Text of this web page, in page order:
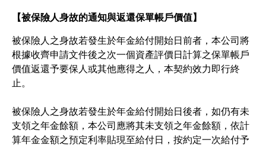
【被保險人身故的通知與返還保單帳戶價值】
被保險人之身故若發生於年金給付開始日前者，本公司將
根據收齊申請文件後之次一個資產評價日計算之保單帳戶
價值返還予要保人或其他應得之人，本契約效力即行終
止。
被保險人之身故若發生於年金給付開始日後者，如仍有未
支領之年金餘額，本公司應將其未支領之年金餘額，依計
算年金金額之預定利率貼現至給付日，按約定一次給付予